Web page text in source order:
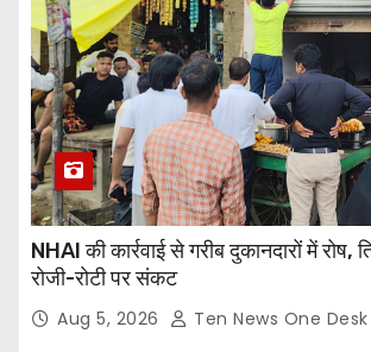
NHAI की कार्रवाई से गरीब दुकानदारों में रोष,
रोजी-रोटी पर संकट
Aug 5, 2026 Ten News One Desk